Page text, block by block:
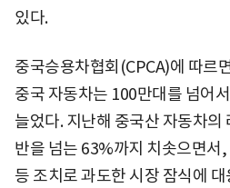
있다.
중국승용차협회(CPCA)에 따르
중국 자동차는 100만대를 넘어
늘었다. 지난해 중국산 자동차의
반을 넘는 63%까지 치솟으면서
등 조치로 과도한 시장 잠식에